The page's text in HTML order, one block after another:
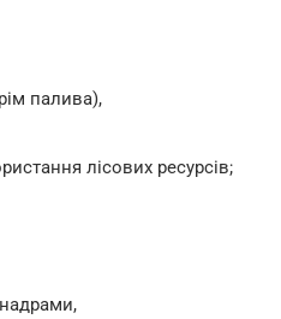
палива),
лісових ресурсів;